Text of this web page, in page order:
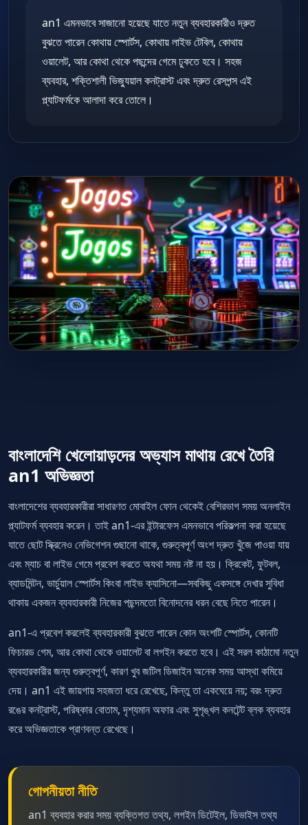
an1 এমনভাবে সাজানো হয়েছে যাতে নতুন ব্যবহারকারীও দ্রুত
বুঝতে পারেন কোথায় স্পোর্টস, কোথায় লাইভ টেবিল, কোথায়
ওয়ালেট, আর কোথা থেকে পছন্দের গেমে ঢুকতে হবে। সহজ
ব্যবহার, শক্তিশালী ভিজ্যুয়াল কনট্রাস্ট এবং দ্রুত রেসপন্স এই
প্ল্যাটফর্মকে আলাদা করে তোলে।
বাংলাদেশি খেলোয়াড়দের অভ্যাস মাথায় রেখে তৈরি
an1 অভিজ্ঞতা
বাংলাদেশের ব্যবহারকারীরা সাধারণত মোবাইল ফোন থেকেই বেশিরভাগ সময় অনলাইন
প্ল্যাটফর্ম ব্যবহার করেন। তাই an1-এর ইন্টারফেস এমনভাবে পরিকল্পনা করা হয়েছে
যাতে ছোট স্ক্রিনেও নেভিগেশন গুছানো থাকে, গুরুত্বপূর্ণ অংশ দ্রুত খুঁজে পাওয়া যায়
এবং ম্যাচ বা লাইভ গেমে প্রবেশ করতে অযথা সময় নষ্ট না হয়। ক্রিকেট, ফুটবল,
ব্যাডমিন্টন, ভার্চুয়াল স্পোর্টস কিংবা লাইভ ক্যাসিনো—সবকিছু একসঙ্গে দেখার সুবিধা
থাকায় একজন ব্যবহারকারী নিজের পছন্দমতো বিনোদনের ধরন বেছে নিতে পারেন।
an1-এ প্রবেশ করলেই ব্যবহারকারী বুঝতে পারেন কোন অংশটি স্পোর্টস, কোনটি
ফিচারড গেম, আর কোথা থেকে ওয়ালেট বা লগইন করতে হবে। এই সরল কাঠামো নতুন
ব্যবহারকারীর জন্য গুরুত্বপূর্ণ, কারণ খুব জটিল ডিজাইন অনেক সময় আস্থা কমিয়ে
দেয়। an1 এই জায়গায় সহজতা ধরে রেখেছে, কিন্তু তা একঘেয়ে নয়; বরং দ্রুত
রঙের কনট্রাস্ট, পরিষ্কার বোতাম, দৃশ্যমান অফার এবং সুশৃঙ্খল কনটেন্ট ব্লক ব্যবহার
করে অভিজ্ঞতাকে প্রাণবন্ত রেখেছে।
গোপনীয়তা নীতি
an1 ব্যবহার করার সময় ব্যক্তিগত তথ্য, লগইন ডিটেইল, ডিভাইস তথ্য